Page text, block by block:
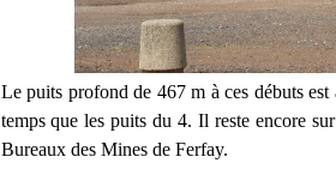
Le puits profond de 467 m à ces débuts
temps que les puits du 4. Il reste encore
Bureaux des Mines de Ferfay.